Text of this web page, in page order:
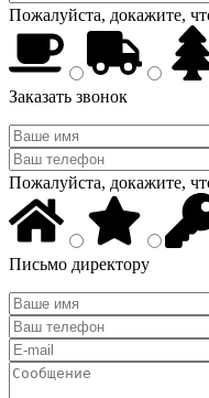
Пожалуйста, докажите,
Заказать звонок
Пожалуйста, докажите,
Письмо директору